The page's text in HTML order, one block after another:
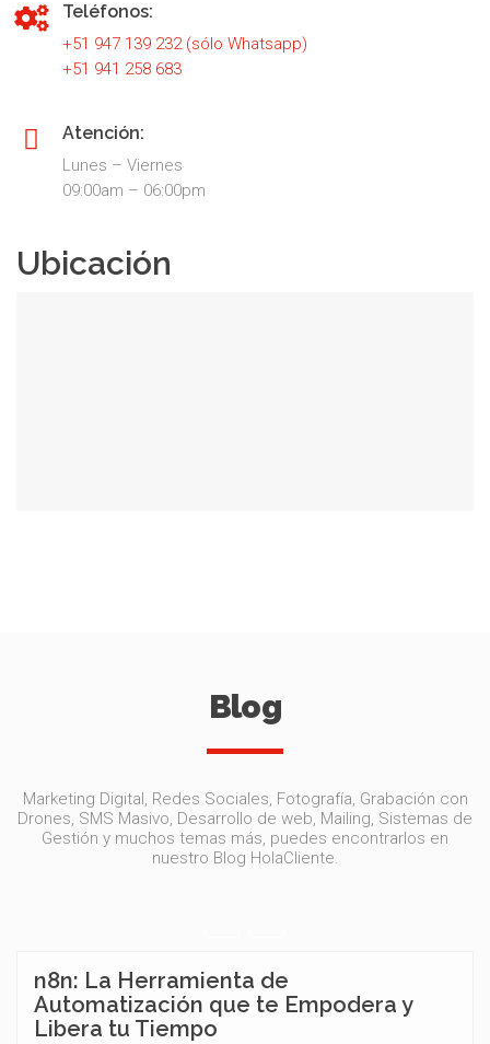
Teléfonos:
+51 947 139 232 (sólo Whatsapp)
+51 941 258 683
Atención:
Lunes – Viernes
09:00am – 06:00pm
Ubicación
Blog
Marketing Digital, Redes Sociales, Fotografía, Grabación con
Drones, SMS Masivo, Desarrollo de web, Mailing, Sistemas de
Gestión y muchos temas más, puedes encontrarlos en
nuestro Blog HolaCliente.
n8n: La Herramienta de
Automatización que te Empodera y
Libera tu Tiempo